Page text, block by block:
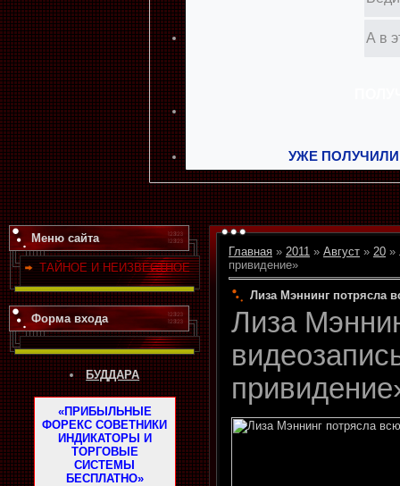
УЖЕ
Меню сайта
ТАЙНОЕ И НЕИЗВЕСТНОЕ
Форма входа
БУДДАРА
«ПРИБЫЛЬНЫЕ
ФОРЕКС СОВЕТНИКИ
ИНДИКАТОРЫ И
ТОРГОВЫЕ
СИСТЕМЫ
БЕСПЛАТНО»
Главная » 2011 » Август » 20 »
привидение»
Лиза Мэннинг потрясла
Лиза